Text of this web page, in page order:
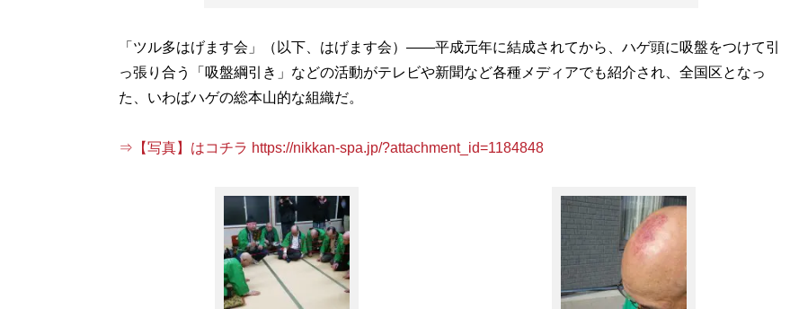
「ツル多はげます会」（以下、はげます会）――平成元年に結成されてから、ハゲ頭に吸盤をつけて引
っ張り合う「吸盤綱引き」などの活動がテレビや新聞など各種メディアでも紹介され、全国区となっ
た、いわばハゲの総本山的な組織だ。
⇒【写真】はコチラ https://nikkan-spa.jp/?attachment_id=1184848